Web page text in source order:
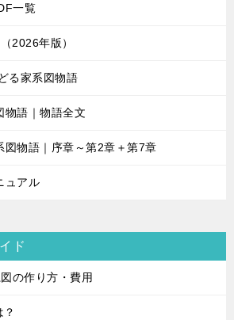
一覧
2026年版）
る家系図物語
物語｜物語全文
図物語｜序章～第2章＋第7章
ュアル
ド
の作り方・費用